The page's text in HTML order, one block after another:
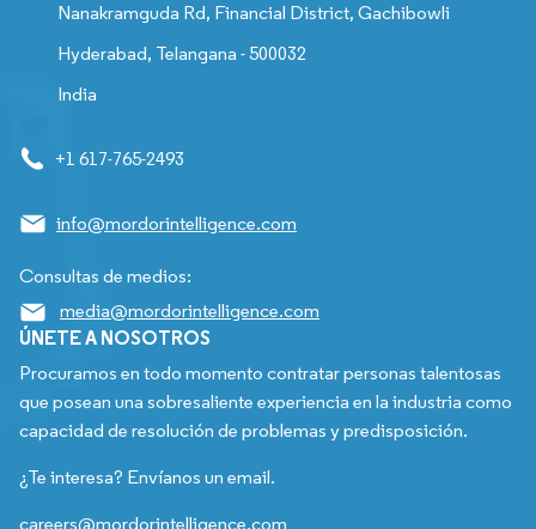
Nanakramguda Rd, Financial District, Gachibowli
Hyderabad, Telangana - 500032
India
+1 617-765-2493
info@mordorintelligence.com
Consultas de medios:
media@mordorintelligence.com
ÚNETE A NOSOTROS
Procuramos en todo momento contratar personas talentosas
que posean una sobresaliente experiencia en la industria como
capacidad de resolución de problemas y predisposición.
¿Te interesa? Envíanos un email.
careers@mordorintelligence.com